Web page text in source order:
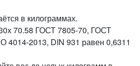
в килограммах.
70.58 ГОСТ 7805-70, ГОСТ
2013, DIN 931 равен 0,6311